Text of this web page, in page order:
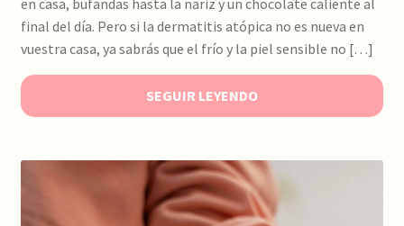
en casa, bufandas hasta la nariz y un chocolate caliente al
final del día. Pero si la dermatitis atópica no es nueva en
vuestra casa, ya sabrás que el frío y la piel sensible no […]
SEGUIR LEYENDO